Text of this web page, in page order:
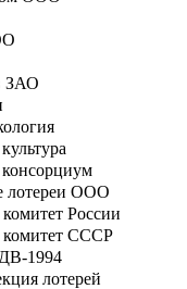
Сотвехноспорт
дом
Спринт-Иваново
Воли
Игры Доброй Воли (150)
Игры Доброй Воли (50)
технологии
Рыбалка
Тайны островов
Снайпер
Вокруг света
ЗАО
лотереи ООО
России
СССР
1994
лотерей